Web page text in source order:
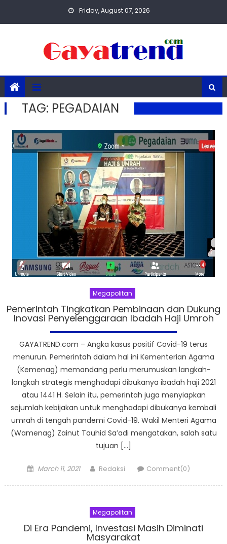
Friday, August 07, 2026
TAG: PEGADAIAN
Megapolitan
Pemerintah Tingkatkan Pembinaan dan Dukung
Inovasi Penyelenggaraan Ibadah Haji Umroh
GAYATREND.com – Angka kasus positif Covid-19 terus
menurun. Pemerintah dalam hal ini Kementerian Agama
(Kemenag) memandang perlu merumuskan langkah-
langkah strategis menghadapi dibukanya ibadah haji 2021
atau 1441 H. Selain itu, pemerintah juga menyiapkan
sejumlah kebijakan untuk menghadapi dibukanya kembali
umrah di tengah pandemi Covid-19. Wakil Menteri Agama
(Wamenag) Zainut Tauhid Sa’adi mengatakan, salah satu
tujuan […]
Posted
March 11, 2021 Author
Redaksi Comment(0)
Megapolitan
Di Era Pandemi, Investasi Masih Diminati
Masyarakat